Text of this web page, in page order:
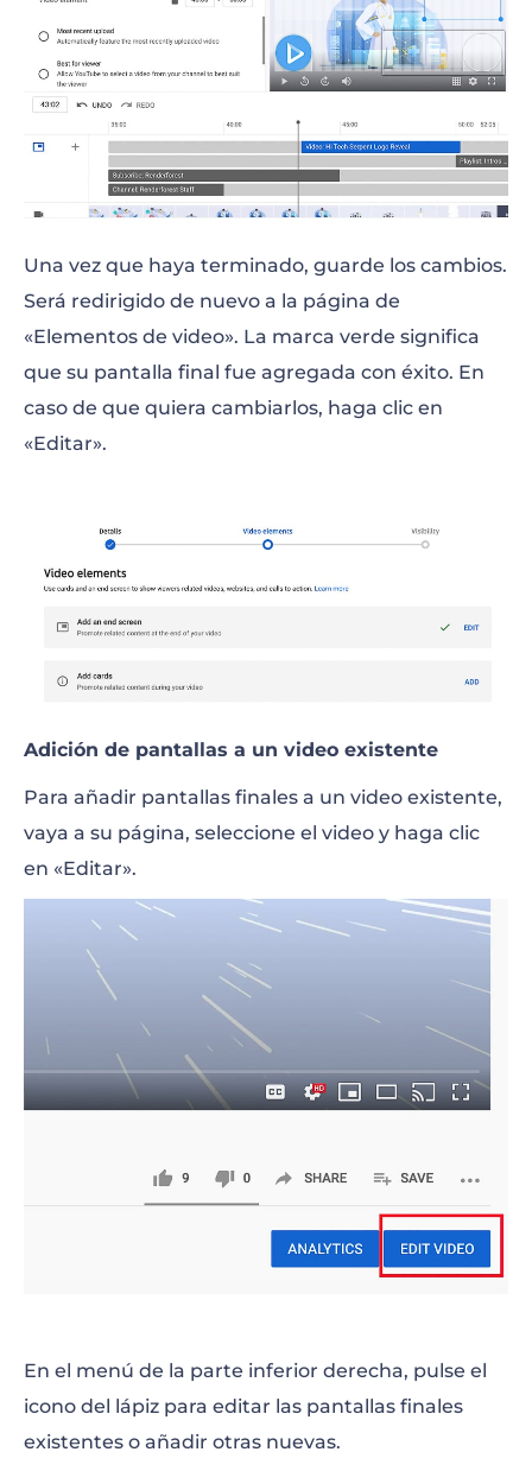
Una vez que haya terminado, guarde los cambios.
Será redirigido de nuevo a la página de
«Elementos de video». La marca verde significa
que su pantalla final fue agregada con éxito. En
caso de que quiera cambiarlos, haga clic en
«Editar».
Adición de pantallas a un video existente
Para añadir pantallas finales a un video existente,
vaya a su página, seleccione el video y haga clic
en «Editar».
En el menú de la parte inferior derecha, pulse el
icono del lápiz para editar las pantallas finales
existentes o añadir otras nuevas.